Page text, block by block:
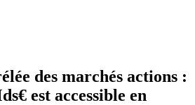
des marchés actions :
est accessible en